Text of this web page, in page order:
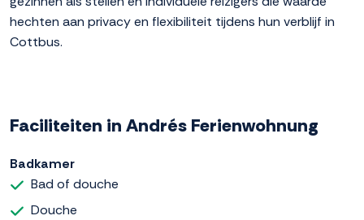
hechten aan privacy en flexibiliteit tijdens hun verblijf in
Cottbus.
Faciliteiten in Andrés Ferienwohnung
Badkamer
Bad of douche
Douche